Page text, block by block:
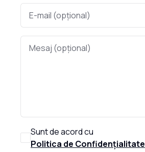
Sunt de acord cu
Politica de Confidențialitate